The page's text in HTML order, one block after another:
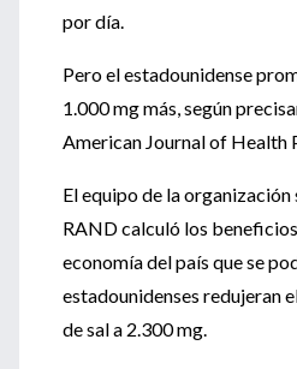
por día.
Pero el estadounidense
1.000 mg más, según
American Journal of Health
El equipo de la
RAND calculó los
economía del país que se
estadounidenses redujeran
de sal a 2.300 mg.